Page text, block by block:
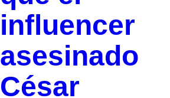
influencer
asesinado
César